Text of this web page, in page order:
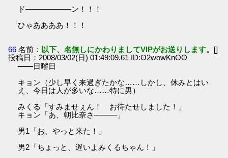
ド――――――ン！！！
ひゃああああ！！！
66 名前： 以下、名無しにかわりましてVIPがお送りします。 []
投稿日：2008/03/02(日) 01:49:09.61 ID:O2wowKnOO
――日曜日
キョン（少し早く来過ぎたかな……しかし、休みとはい
え、今日は人が多いな……特に男）
みくる「すみませぇん！ お待たせしました！」
キョン「あ、朝比奈さ―――」
男1「お、やっと来た！」
男2「ちょっと、遅いよみくるちゃん！」